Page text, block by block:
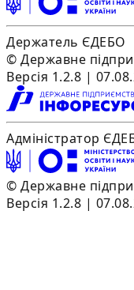
Держатель ЄДЕБО
© Державне
Версія 1.2.8 |
Адміністратор
© Державне
Версія 1.2.8 |